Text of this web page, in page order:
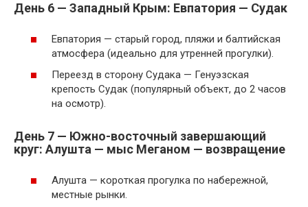
День 6 — Западный Крым: Евпатория — Судак
Евпатория — старый город, пляжи и балтийская
атмосфера (идеально для утренней прогулки).
Переезд в сторону Судака — Генуэзская
крепость Судак (популярный объект, до 2 часов
на осмотр).
День 7 — Южно-восточный завершающий
круг: Алушта — мыс Меганом — возвращение
Алушта — короткая прогулка по набережной,
местные рынки.